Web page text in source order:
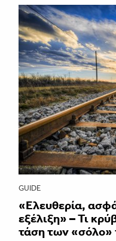
GUIDE
«Ελευθερία,
εξέλιξη» – Τι
τάση των «σόλο»